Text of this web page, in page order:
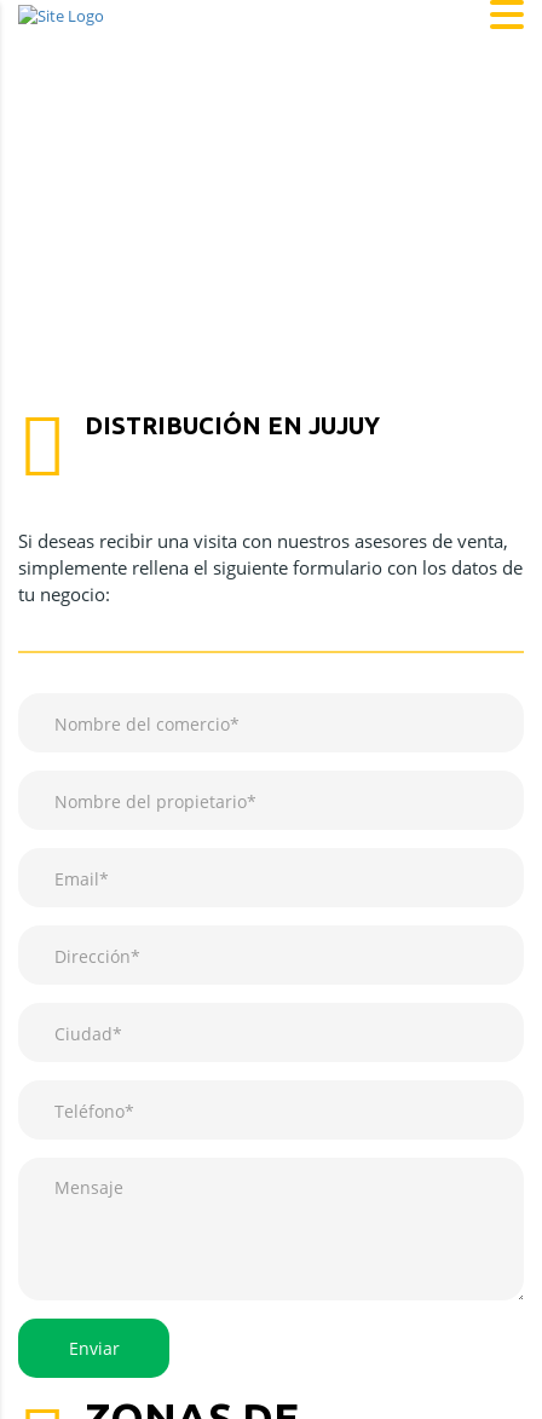
DISTRIBUCIÓN EN JUJUY
Si deseas recibir una visita con nuestros asesores de venta,
simplemente rellena el siguiente formulario con los datos de
tu negocio: